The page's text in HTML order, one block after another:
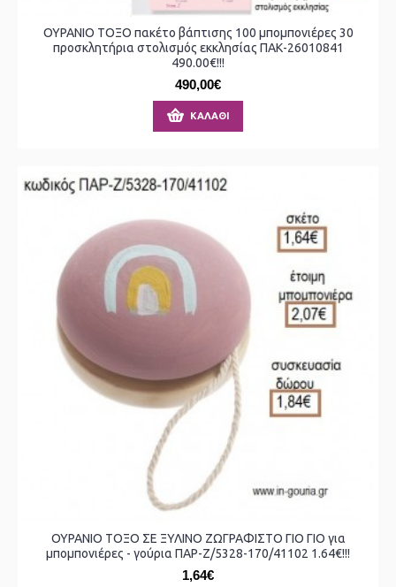
ΟΥΡΑΝΙΟ ΤΟΞΟ πακέτο βάπτισης 100 μπομπονιέρες 30
προσκλητήρια στολισμός εκκλησίας ΠΑΚ-26010841
490.00€!!!
490,00€
ΚΑΛΆΘΙ
ΟΥΡΑΝΙΟ ΤΟΞΟ ΣΕ ΞΥΛΙΝΟ ΖΩΓΡΑΦΙΣΤΟ ΓΙΟ ΓΙΟ για
μπομπονιέρες - γούρια ΠΑΡ-Ζ/5328-170/41102 1.64€!!!
1,64€